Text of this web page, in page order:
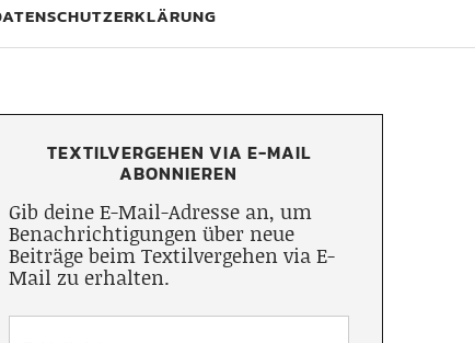
TEXTILVERGEHEN VIA E-MAIL
ABONNIEREN
Gib deine E-Mail-Adresse an, um
Benachrichtigungen über neue
Beiträge beim Textilvergehen via E-
Mail zu erhalten.